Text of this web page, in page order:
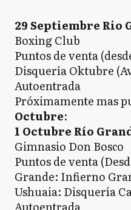
29 Septiembre Rio
Boxing Club
Puntos de venta
Disquería Oktubre
Autoentrada
Próximamente mas
Octubre:
1 Octubre Río
Gimnasio Don Bosco
Puntos de venta
Grande: Infierno
Ushuaia: Disquería
Autoentrada